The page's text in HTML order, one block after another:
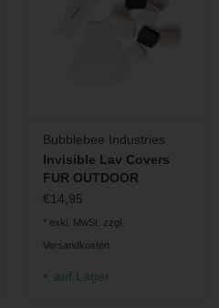
Bubblebee Industries
Invisible Lav Covers
FUR OUTDOOR
€14,95
* exkl. MwSt. zzgl.
Versandkosten
auf Lager